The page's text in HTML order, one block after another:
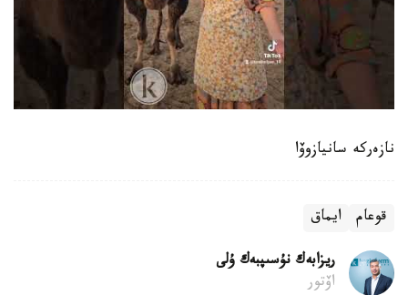
نازەركە سانيازوۆا
قوعام ايماق
ريزابەك نۇسىپبەك ۇلى
اۆتور